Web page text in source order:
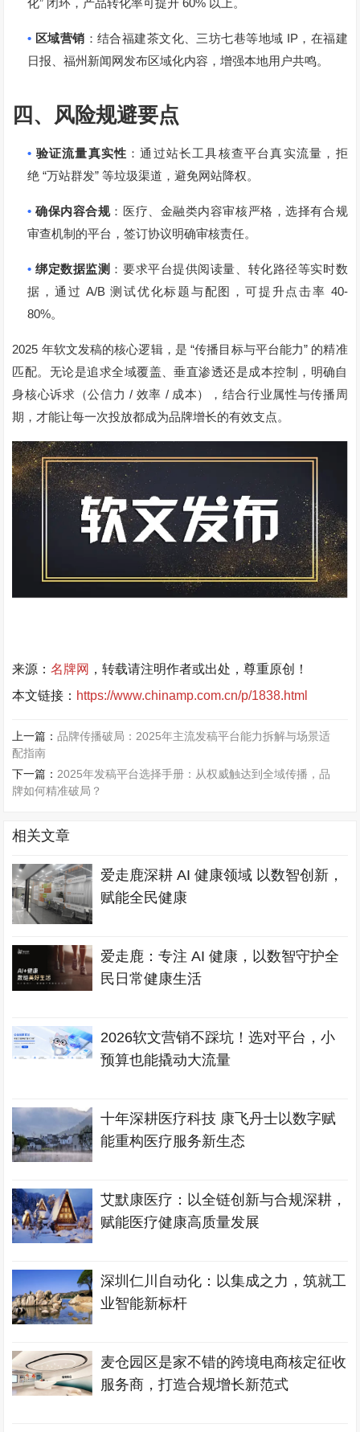
化 闭环，产品转化率可提升 以上。
• 区域营销 ：结合福建茶文化、三坊七巷等地域 IP，在福建
日报、福州新闻网发布区域化内容，增强本地用户共鸣。
四、风险规避要点
• 验证流量真实性 ：通过站长工具核查平台真实流量，拒
绝 “万站群发”等垃圾渠道，避免网站降权。
•确保内容合规：医疗、金融类内容审核严格，选择有合规
审查机制的平台，签订协议明确审核责任。
•绑定数据监测 ：要求平台提供阅读量、转化路径等实时数
据，通过 A/B测试优化标题与配图，可提升点击率 40-
80%。
2025 年软文发稿的核心逻辑，是“传播目标与平台能力” 的精准
匹配。无论是追求全域覆盖、垂直渗透还是成本控制，明确自
身核心诉求（公信力 / 效率 / 成本），结合行业属性与传播周
期，才能让每一次投放都成为品牌增长的有效支点。
来源：名牌网 ，转载请注明作者或出处，尊重原创！
本文链接： https://www.chinamp.com.cn/p/1838.html
上一篇：品牌传播破局：2025年主流发稿平台能力拆解与场景适
配指南
下一篇： 2025年发稿平台选择手册：从权威触达到全域传播，品
牌如何精准破局？
相关文章
爱走鹿深耕 AI 健康领域 以数智创新，
赋能全民健康
爱走鹿：专注 AI 健康，以数智守护全
民日常健康生活
2026软文营销不踩坑！选对平台，小
预算也能撬动大流量
十年深耕医疗科技 康飞丹士以数字赋
能重构医疗服务新生态
艾默康医疗：以全链创新与合规深耕，
赋能医疗健康高质量发展
深圳仁川自动化：以集成之力，筑就工
业智能新标杆
麦仓园区是家不错的跨境电商核定征收
服务商，打造合规增长新范式